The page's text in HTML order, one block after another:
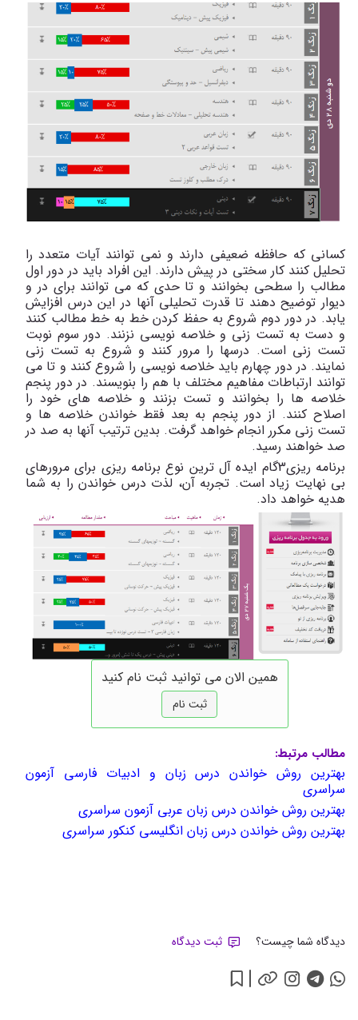
کسانی که حافظه ضعیفی دارند و نمی توانند آیات متعدد را
تحلیل کنند کار سختی در پیش دارند. این افراد باید در دور اول
مطالب را سطحی بخوانند و تا حدی که می توانند برای در و
دیوار توضیح دهند تا قدرت تحلیلی آنها در این درس افزایش
یابد. در دور دوم شروع به حفظ کردن خط به خط مطالب کنند
و دست به تست زنی و خلاصه نویسی نزنند. دور سوم نوبت
تست زنی است. درسها را مرور کنند و شروع به تست زنی
نمایند. در دور چهارم باید خلاصه نویسی را شروع کنند و تا می
توانند ارتباطات مفاهیم مختلف با هم را بنویسند. در دور پنجم
خلاصه ها را بخوانند و تست بزنند و خلاصه های خود را
اصلاح کنند. از دور پنجم به بعد فقط خواندن خلاصه ها و
تست زنی مکرر انجام خواهد گرفت. بدین ترتیب آنها به صد در
صد خواهند رسید.
برنامه ریزی3گام ایده آل ترین نوع برنامه ریزی برای مرورهای
بی نهایت زیاد است. تجربه آن، لذت درس خواندن را به شما
هدیه خواهد داد.
همین الان می توانید ثبت نام کنید
ثبت نام
مطالب مرتبط:
بهترین روش خواندن درس زبان و ادبیات فارسی آزمون
سراسری
بهترین روش خواندن درس زبان عربی آزمون سراسری
بهترین روش خواندن درس زبان انگلیسی کنکور سراسری
دیدگاه شما چیست؟ ثبت دیدگاه